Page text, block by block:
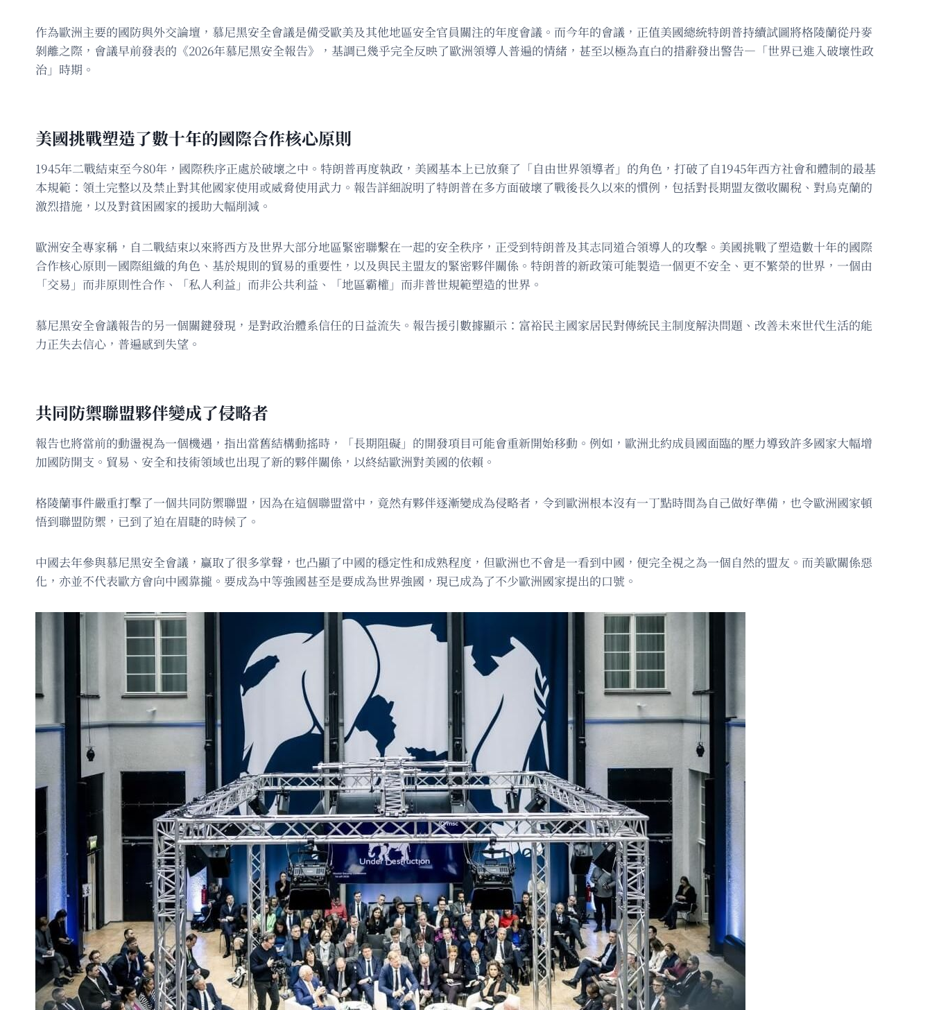
作為歐洲主要的國防與外交論壇，慕尼黑安全會議是備受歐美及其他地區安全官員關注的年度會議。而今年的會議，正值美國總統特朗普持續試圖將格陵蘭從丹麥
剝離之際，會議早前發表的《2026年慕尼黑安全報告》，基調已幾乎完全反映了歐洲領導人普遍的情緒，甚至以極為直白的措辭發出警告—「世界已進入破壞性政
治」時期。
美國挑戰塑造了數十年的國際合作核心原則
1945年二戰結束至今80年，國際秩序正處於破壞之中。特朗普再度執政，美國基本上已放棄了「自由世界領導者」的角色，打破了自1945年西方社會和體制的最基
本規範：領土完整以及禁止對其他國家使用或威脅使用武力。報告詳細說明了特朗普在多方面破壞了戰後長久以來的慣例，包括對長期盟友徵收關稅、對烏克蘭的
激烈措施，以及對貧困國家的援助大幅削減。
歐洲安全專家稱，自二戰結束以來將西方及世界大部分地區緊密聯繫在一起的安全秩序，正受到特朗普及其志同道合領導人的攻擊。美國挑戰了塑造數十年的國際
合作核心原則—國際組織的角色、基於規則的貿易的重要性，以及與民主盟友的緊密夥伴關係。特朗普的新政策可能製造一個更不安全、更不繁榮的世界，一個由
「交易」而非原則性合作、「私人利益」而非公共利益、「地區霸權」而非普世規範塑造的世界。
慕尼黑安全會議報告的另一個關鍵發現，是對政治體系信任的日益流失。報告援引數據顯示：富裕民主國家居民對傳統民主制度解決問題、改善未來世代生活的能
力正失去信心，普遍感到失望。
共同防禦聯盟夥伴變成了侵略者
報告也將當前的動盪視為一個機遇，指出當舊結構動搖時，「長期阻礙」的開發項目可能會重新開始移動。例如，歐洲北約成員國面臨的壓力導致許多國家大幅增
加國防開支。貿易、安全和技術領域也出現了新的夥伴關係，以終結歐洲對美國的依賴。
格陵蘭事件嚴重打擊了一個共同防禦聯盟，因為在這個聯盟當中，竟然有夥伴逐漸變成為侵略者，令到歐洲根本沒有一丁點時間為自己做好準備，也令歐洲國家頓
悟到聯盟防禦，已到了迫在眉睫的時候了。
中國去年參與慕尼黑安全會議，贏取了很多掌聲，也凸顯了中國的穩定性和成熟程度，但歐洲也不會是一看到中國，便完全視之為一個自然的盟友。而美歐關係惡
化，亦並不代表歐方會向中國靠攏。要成為中等強國甚至是要成為世界強國，現已成為了不少歐洲國家提出的口號。